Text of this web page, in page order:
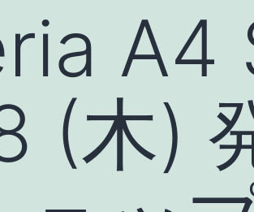
A4
(木)